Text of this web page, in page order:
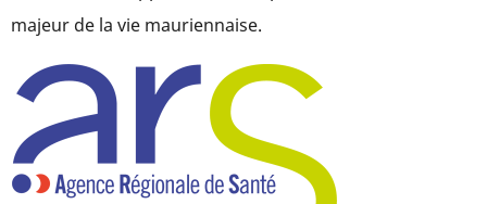
majeur de la vie mauriennaise.